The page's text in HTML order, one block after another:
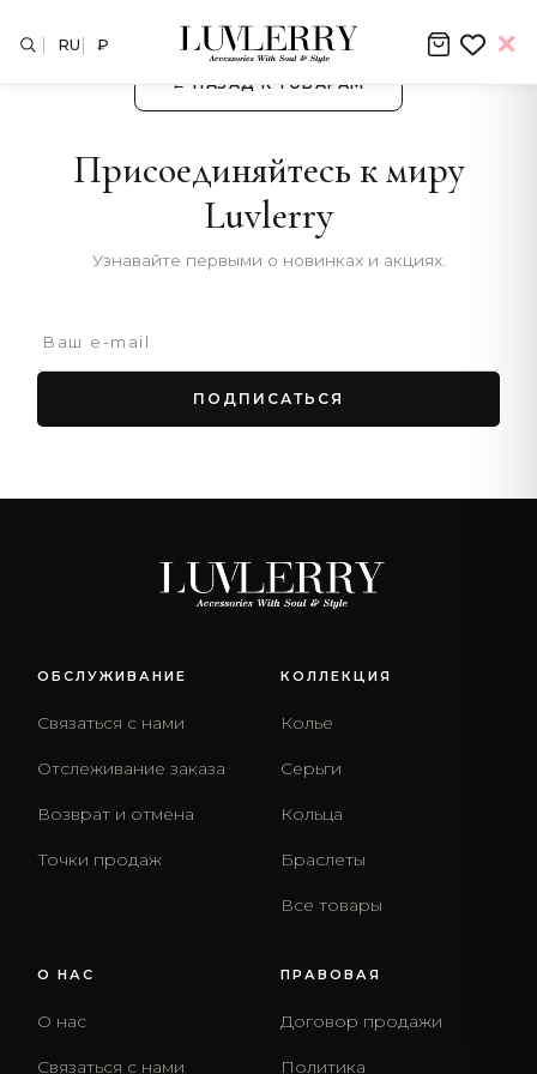
← НАЗАД К ТОВАРАМ
Присоединяйтесь к миру
Luvlerry
Узнавайте первыми о новинках и акциях.
ПОДПИСАТЬСЯ
ОБСЛУЖИВАНИЕ
Связаться с нами
Отслеживание заказа
Возврат и отмена
Точки продаж
КОЛЛЕКЦИЯ
Колье
Серьги
Кольца
Браслеты
Все товары
О НАС
О нас
Связаться с нами
ПРАВОВАЯ
Договор продажи
Политика
RU ₽